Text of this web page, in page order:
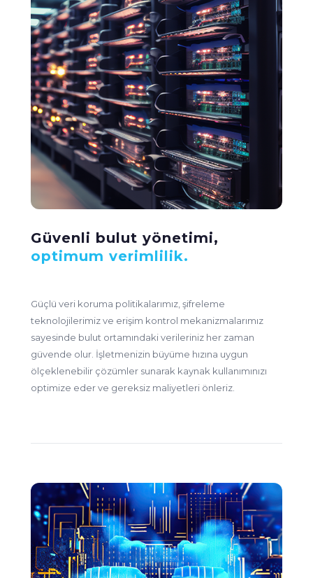
Güvenli bulut yönetimi,
optimum verimlilik.
Güçlü veri koruma politikalarımız, şifreleme
teknolojilerimiz ve erişim kontrol mekanizmalarımız
sayesinde bulut ortamındaki verileriniz her zaman
güvende olur. İşletmenizin büyüme hızına uygun
ölçeklenebilir çözümler sunarak kaynak kullanımınızı
optimize eder ve gereksiz maliyetleri önleriz.